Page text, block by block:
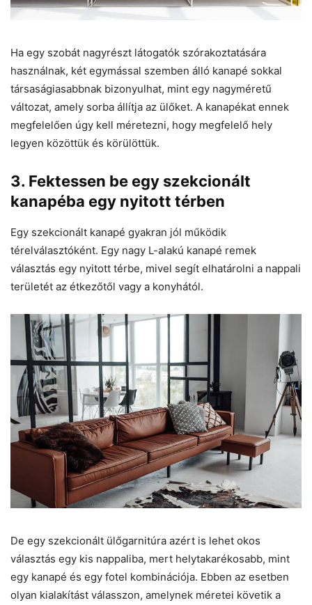
Ha egy szobát nagyrészt látogatók szórakoztatására
használnak, két egymással szemben álló kanapé sokkal
társaságiasabbnak bizonyulhat, mint egy nagyméretű
változat, amely sorba állítja az ülőket. A kanapékat ennek
megfelelően úgy kell méretezni, hogy megfelelő hely
legyen közöttük és körülöttük.
3. Fektessen be egy szekcionált
kanapéba egy nyitott térben
Egy szekcionált kanapé gyakran jól működik
térelválasztóként. Egy nagy L-alakú kanapé remek
választás egy nyitott térbe, mivel segít elhatárolni a nappali
területét az étkezőtől vagy a konyhától.
De egy szekcionált ülőgarnitúra azért is lehet okos
választás egy kis nappaliba, mert helytakarékosabb, mint
egy kanapé és egy fotel kombinációja. Ebben az esetben
olyan kialakítást válasszon, amelynek méretei követik a